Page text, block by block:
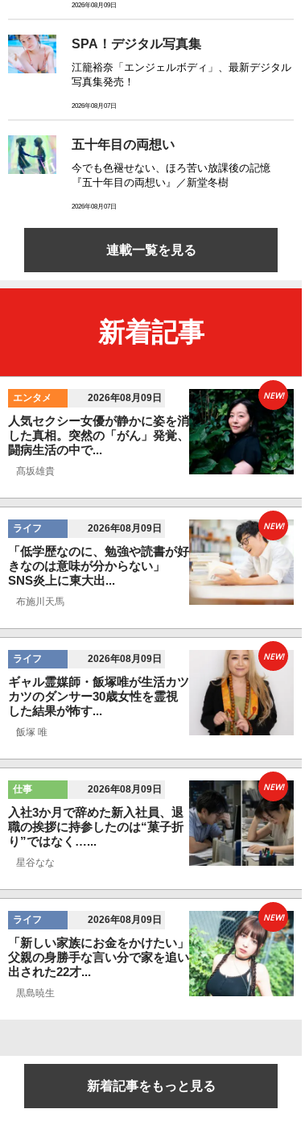
2026年08月09日
SPA！デジタル写真集
江籠裕奈「エンジェルボディ」、最新デジタル
写真集発売！
2026年08月07日
五十年目の両想い
今でも色褪せない、ほろ苦い放課後の記憶
『五十年目の両想い』／新堂冬樹
2026年08月07日
連載一覧を見る
新着記事
エンタメ 2026年08月09日
人気セクシー女優が静かに姿を消
した真相。突然の「がん」発覚、
闘病生活の中で...
髙坂雄貴
NEW!
ライフ 2026年08月09日
「低学歴なのに、勉強や読書が好
きなのは意味が分からない」
SNS炎上に東大出...
布施川天馬
NEW!
ライフ 2026年08月09日
ギャル霊媒師・飯塚唯が生活カツ
カツのダンサー30歳女性を霊視
した結果が怖す...
飯塚 唯
NEW!
仕事 2026年08月09日
入社3か月で辞めた新入社員、退
職の挨拶に持参したのは“菓子折
り”ではなく…...
星谷なな
NEW!
ライフ 2026年08月09日
「新しい家族にお金をかけたい」
父親の身勝手な言い分で家を追い
出された22才...
黒島暁生
NEW!
新着記事をもっと見る